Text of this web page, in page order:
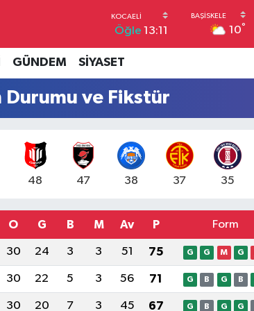
Öğle 13:11 10°
GÜNDEM SİYASET
Durumu ve Fikstür
48 47 38 37 35
O G B M Av P Form
30 24 3 3 51 75 G G M G
30 22 5 3 56 71 G B G B
30 20 7 3 45 67 G B G G